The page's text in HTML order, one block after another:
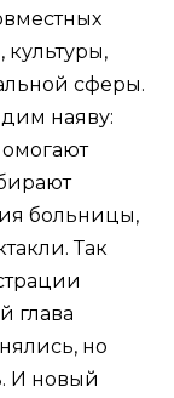
культуры,
сферы.
наяву:
больницы,
Так
глава
но
И новый